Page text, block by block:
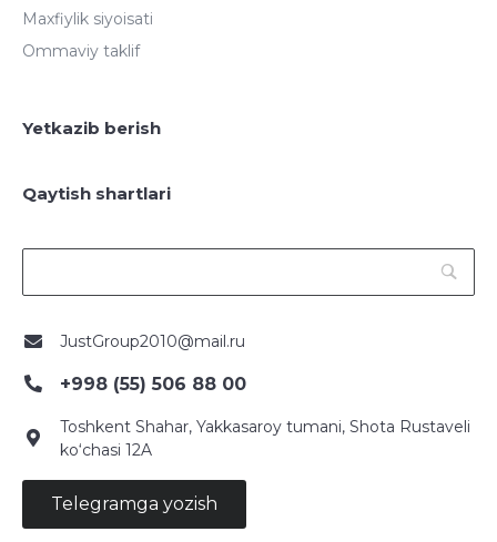
Maxfiylik siyoisati
Ommaviy taklif
Yetkazib berish
Qaytish shartlari
JustGroup2010@mail.ru
+998 (55) 506 88 00
Toshkent Shahar, Yakkasaroy tumani, Shota Rustaveli
ko‘chasi 12A
Telegramga yozish